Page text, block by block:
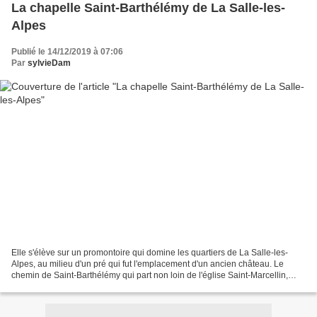
La chapelle Saint-Barthélémy de La Salle-les-
Alpes
Publié le 14/12/2019 à 07:06
Par sylvieDam
Elle s'élève sur un promontoire qui domine les quartiers de La Salle-les-
Alpes, au milieu d'un pré qui fut l'emplacement d'un ancien château. Le
chemin de Saint-Barthélémy qui part non loin de l'église Saint-Marcellin,